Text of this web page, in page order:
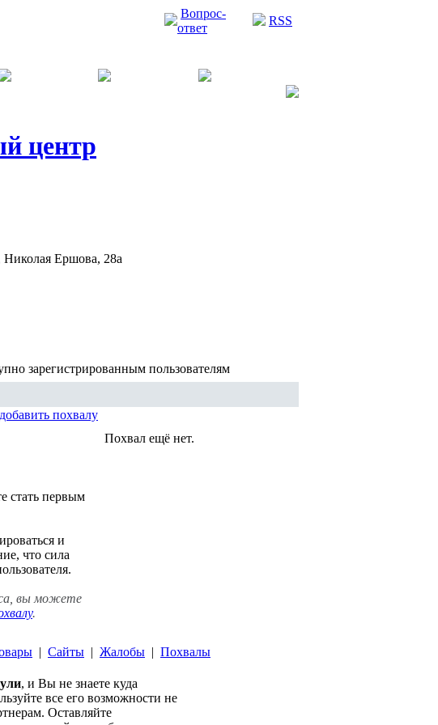
Вопрос-
ответ
RSS
центр
Николая Ершова, 28а
зарегистрированным пользователям
добавить похвалу
Похвал ещё нет.
стать первым
и
что сила
вы можете
.
| Сайты | Жалобы | Похвалы
, и Вы не знаете куда
все его возможности не
Оставляйте